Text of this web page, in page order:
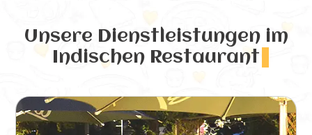
Unsere Dienstleistungen im
Indischen Restaurant